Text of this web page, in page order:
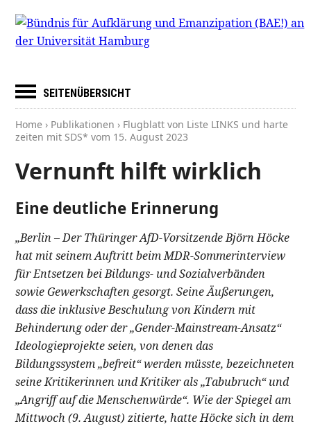
SEITENÜBERSICHT
Home › Publikationen › Flugblatt von Liste LINKS und harte
zeiten mit SDS* vom 15. August 2023
Vernunft hilft wirklich
Eine deutliche Erinnerung
„Berlin – Der Thüringer AfD-Vorsitzende Björn Höcke
hat mit seinem Auftritt beim MDR-Sommerinterview
für Entsetzen bei Bildungs- und Sozialverbänden
sowie Gewerkschaften gesorgt. Seine Äußerungen,
dass die inklusive Beschulung von Kindern mit
Behinderung oder der „Gender-Mainstream-Ansatz“
Ideologieprojekte seien, von denen das
Bildungssystem „befreit“ werden müsste, bezeichneten
seine Kritikerinnen und Kritiker als „Tabubruch“ und
„Angriff auf die Menschenwürde“. Wie der Spiegel am
Mittwoch (9. August) zitierte, hatte Höcke sich in dem